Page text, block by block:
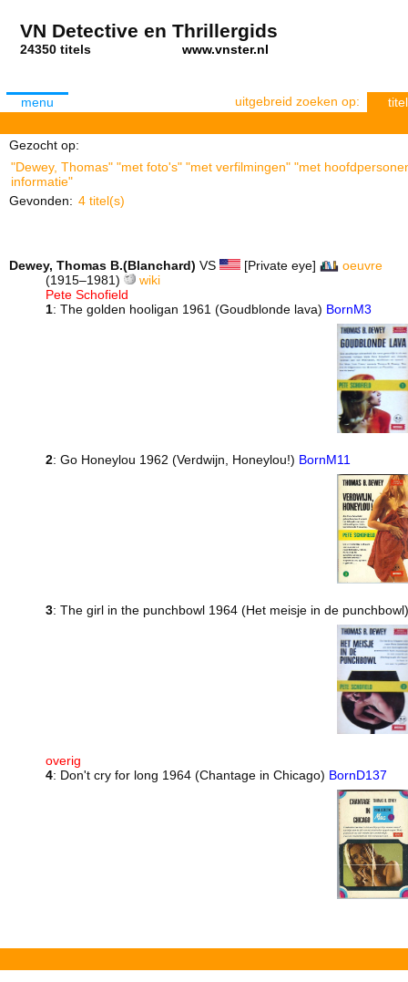
VN Detective en Thrillergids
24350 titels www.vnster.nl
menu uitgebreid zoeken op: titel
Gezocht op:
"Dewey, Thomas" "met foto's" "met verfilmingen" "met
informatie"
Gevonden: 4 titel(s)
Dewey, Thomas B.(Blanchard) VS [Private eye]
oeuvre
(1915–1981)
wiki
Pete Schofield
1: The golden hooligan 1961 (Goudblonde lava) BornM3
2: Go Honeylou 1962 (Verdwijn, Honeylou!) BornM11
3: The girl in the punchbowl 1964 (Het meisje in de
overig
4: Don't cry for long 1964 (Chantage in Chicago) BornD137